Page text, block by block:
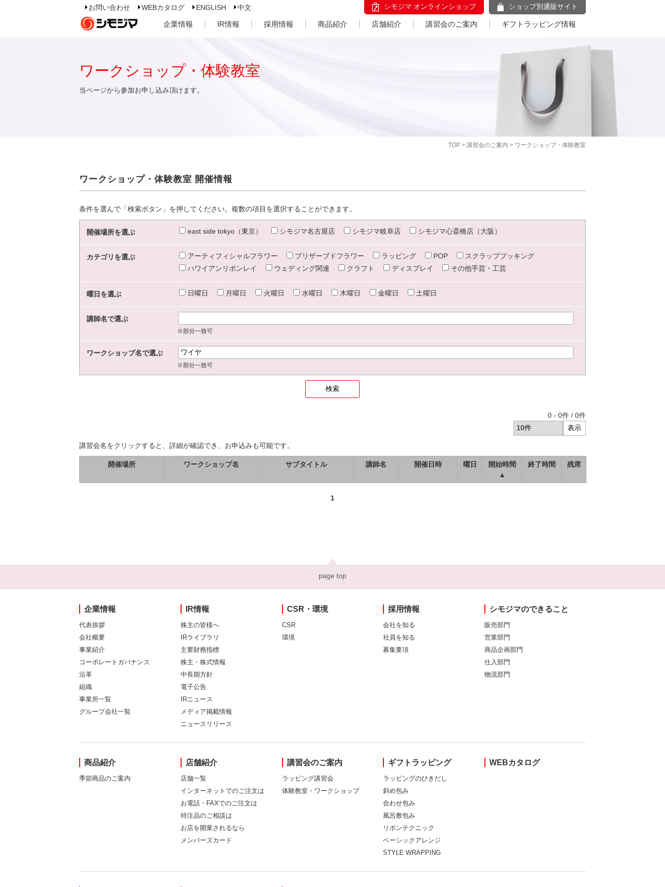
お問い合わせ WEBカタログ ENGLISH 中文 シモジマ オンラインショップ ショップ別通販サイト
企業情報 IR情報 採用情報 商品紹介 店舗紹介 講習会のご案内 ギフトラッピング情報
TOP > 講習会のご案内 > ワークショップ・体験教室
ワークショップ・体験教室
当ページから参加お申し込み頂けます。
ワークショップ・体験教室 開催情報
条件を選んで「検索ボタン」を押してください。複数の項目を選択することができます。
開催場所を選ぶ east side tokyo（東京） シモジマ名古屋店 シモジマ岐阜店 シモジマ心斎橋店（大阪）
カテゴリを選ぶ アーティフィシャルフラワー プリザーブドフラワー ラッピング POP
スクラップブッキング
ハワイアンリボンレイ
ウェディング関連 クラフト ディスプレイ その他手芸・工芸
曜日を選ぶ 日曜日 月曜日 火曜日 水曜日 木曜日 金曜日 土曜日
講師名で選ぶ
※部分一致可
ワークショップ名で選ぶ
※部分一致可
0 - 0件 / 0件
講習会名をクリックすると、詳細が確認でき、お申込みも可能です。
開催場所 ワークショップ名 サブタイトル 講師名 開催日時 曜日
開始時間
▲
終了時間 残席
1
page top
企業情報
代表挨拶
会社概要
事業紹介
コーポレートガバナンス
沿革
組織
事業所一覧
グループ会社一覧
IR情報
株主の皆様へ
IRライブラリ
主要財務指標
株主・株式情報
中長期方針
電子公告
IRニュース
メディア掲載情報
ニュースリリース
CSR・環境
CSR
環境
採用情報
会社を知る
社員を知る
募集要項
シモジマのできること
販売部門
営業部門
商品企画部門
仕入部門
物流部門
商品紹介
季節商品のご案内
店舗紹介
店舗一覧
インターネットでのご注文は
お電話・FAXでのご注文は
特注品のご相談は
お店を開業されるなら
メンバーズカード
講習会のご案内
ラッピング講習会
体験教室・ワークショップ
ギフトラッピング
ラッピングのひきだし
斜め包み
合わせ包み
風呂敷包み
リボンテクニック
ベーシックアレンジ
STYLE WRAPPING
WEBカタログ